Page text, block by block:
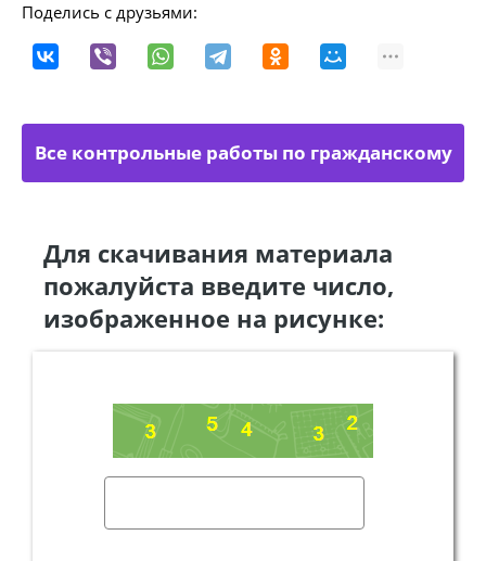
Поделись с друзьями:
Все контрольные работы по гражданскому
Для скачивания материала
пожалуйста введите число,
изображенное на рисунке: